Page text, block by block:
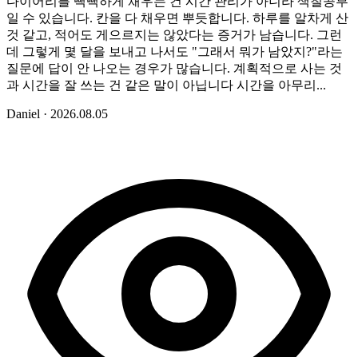
일 수 있습니다. 칸을 다 채우면 뿌듯합니다. 하루를 알차게 산
것 같고, 적어도 게으르지는 않았다는 증거가 남습니다. 그런
데 그렇게 몇 달을 보내고 나서도 "그래서 뭐가 남았지?"라는
질문에 답이 안 나오는 경우가 많습니다. 계획적으로 사는 것
과 시간을 잘 쓰는 건 같은 말이 아닙니다 시간을 아무리...
Daniel · 2026.08.05